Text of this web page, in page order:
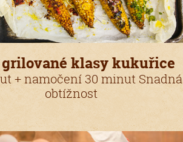
klasy kukuřice
+ namočení 30 minut Snadná
obtížnost